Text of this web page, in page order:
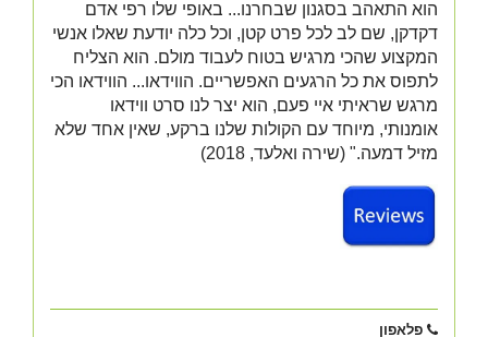
הוא התאהב בסגנון שבחרנו... באופי שלו רפי אדם
דקדקן, שם לב לכל פרט קטן, וכל כלה יודעת שאלו אנשי
המקצוע שהכי מרגיש בטוח לעבוד מולם. הוא הצליח
לתפוס את כל הרגעים האפשריים. הווידאו... הווידאו הכי
מרגש שראיתי איי פעם, הוא יצר לנו סרט ווידאו
אומנותי, מיוחד עם הקולות שלנו ברקע, שאין אחד שלא
מזיל דמעה." (שירה ואלעד, 2018)
פלאפון